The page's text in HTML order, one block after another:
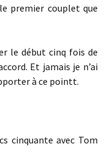
premier couplet que
le début cinq fois de
Et jamais je n’ai
à ce pointt.
cinquante avec Tom